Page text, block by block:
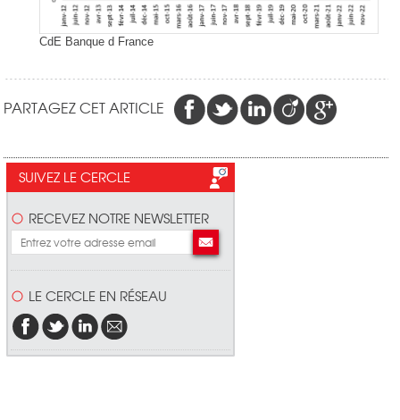
CdE Banque d France
PARTAGEZ CET ARTICLE
SUIVEZ LE CERCLE
RECEVEZ NOTRE NEWSLETTER
LE CERCLE EN RÉSEAU